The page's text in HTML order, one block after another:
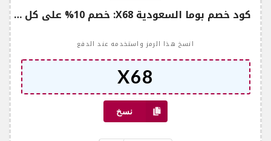
كود خصم بوما السعودية X68: خصم 10% على كل المنتجات
انسخ هذا الرمز واستخدمه عند الدفع
نسخ